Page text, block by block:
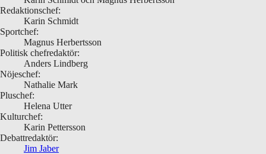
Redaktionschef:
Karin Schmidt
Sportchef:
Magnus Herbertsson
Politisk chefredaktör:
Anders Lindberg
Nöjeschef:
Nathalie Mark
Pluschef:
Helena Utter
Kulturchef:
Karin Pettersson
Debattredaktör:
Jim Jaber